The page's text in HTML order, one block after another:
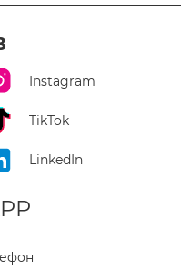
Instagram
TikTok
LinkedIn